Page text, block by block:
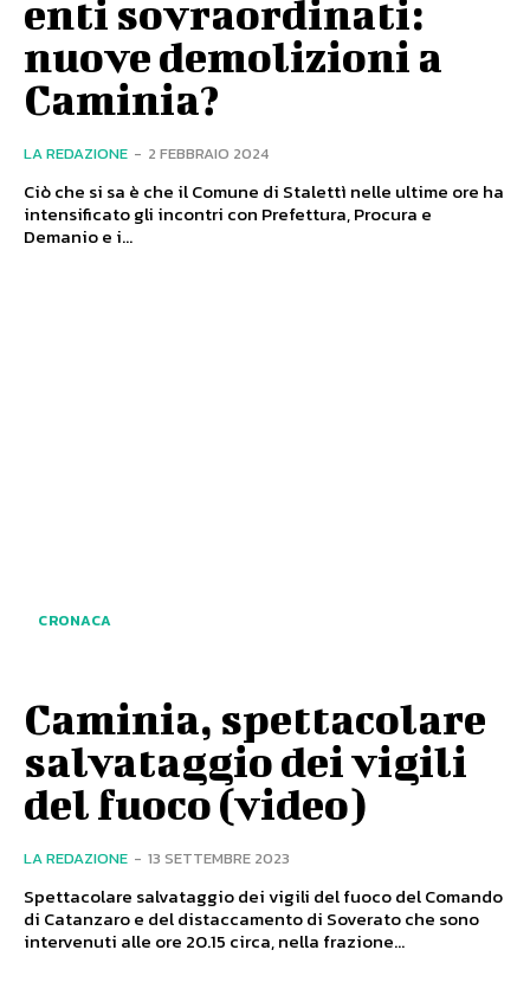
enti sovraordinati:
nuove demolizioni a
Caminia?
LA REDAZIONE - 2 FEBBRAIO 2024
Ciò che si sa è che il Comune di Stalettì nelle ultime ore ha
intensificato gli incontri con Prefettura, Procura e
Demanio e i...
CRONACA
Caminia, spettacolare
salvataggio dei vigili
del fuoco (video)
LA REDAZIONE - 13 SETTEMBRE 2023
Spettacolare salvataggio dei vigili del fuoco del Comando
di Catanzaro e del distaccamento di Soverato che sono
intervenuti alle ore 20.15 circa, nella frazione...